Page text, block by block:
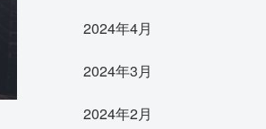
2024年4月
2024年3月
2024年2月